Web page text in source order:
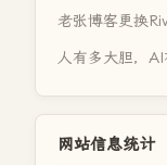
老张博客更换
人有多大胆，AI
网站信息统计